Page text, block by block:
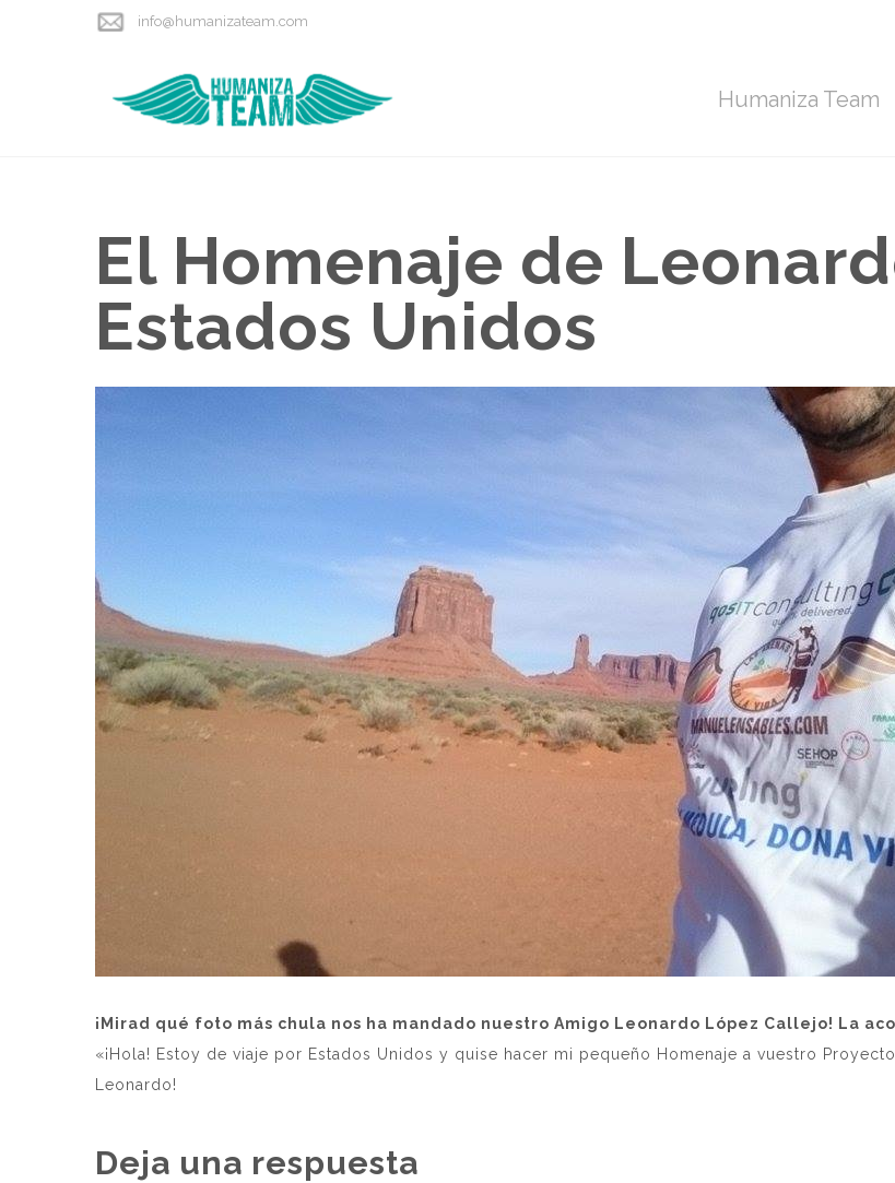
info@humanizateam.com
Humaniza Team
El Homenaje de
Estados Unidos
¡Mirad qué foto más chula nos ha mandado nuestro Amigo Leonardo López Callejo! La
«¡Hola! Estoy de viaje por Estados Unidos y quise hacer mi pequeño Homenaje a vuestro
Leonardo!
Deja una respuesta